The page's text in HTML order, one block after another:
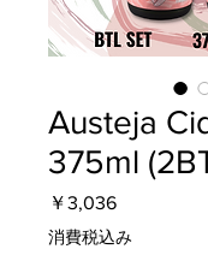
Austeja
375ml
￥3,036価
格
消費税込み